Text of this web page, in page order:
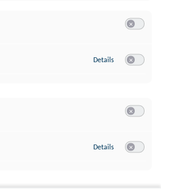
Details zu Google Analytics
Details zu YouTube